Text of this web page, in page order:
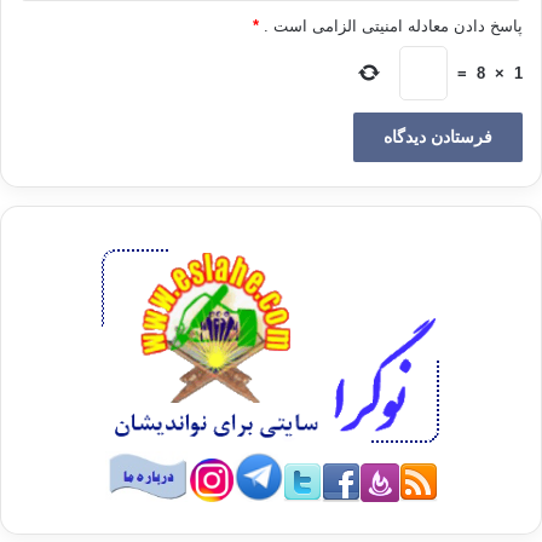
علت اختلاف :
اسباب اختلاف در این مساله چهار مورد هستند :
اختصار در این سخن پیامبر (ص) : لا تَصُومُوا حَتَّى تَرَوُا الْهِلالَ ،
است که آیا منظور از آن تکمیل ماه به سی روز است ویا منظور از
تقدیر ، منازل ماه وعمل بر اساس محاسبات نجومی می باشد .
اختلاف در دلیل شرعی برای واجب شدن روزه ، که آیا رویت
هلال ماه ، روزه را واجب می کند یا تنها علم به ورود ماه
رمضان ، روزه را واجب می گرداند .
اختلاف در رسیدن به یقین یا نرسیدن ، با محاسبات فلکی
،یعنی، برخی فقهاء محاسبات فلکی را یقین آور وبرخی دیگر آن
را مفید ظن می دانند .
پاسخ دادن معادله امنیتی الزامی است . *
1
×
8
=